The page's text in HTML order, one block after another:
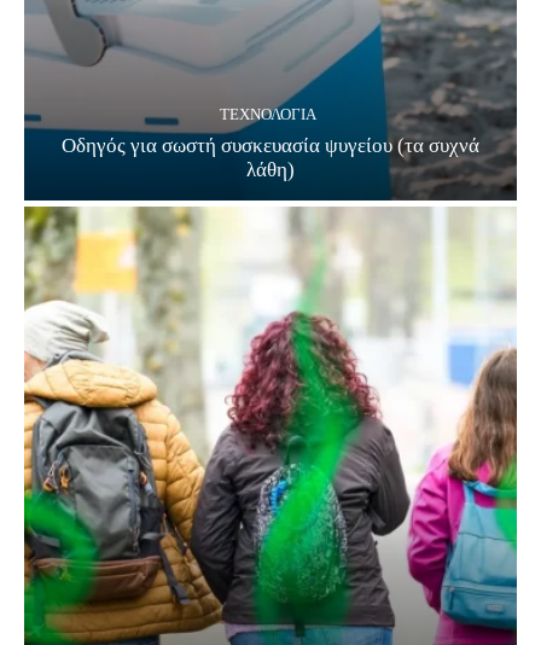
ΤΕΧΝΟΛΟΓΊΑ
Οδηγός για σωστή συσκευασία ψυγείου (τα συχνά
λάθη)